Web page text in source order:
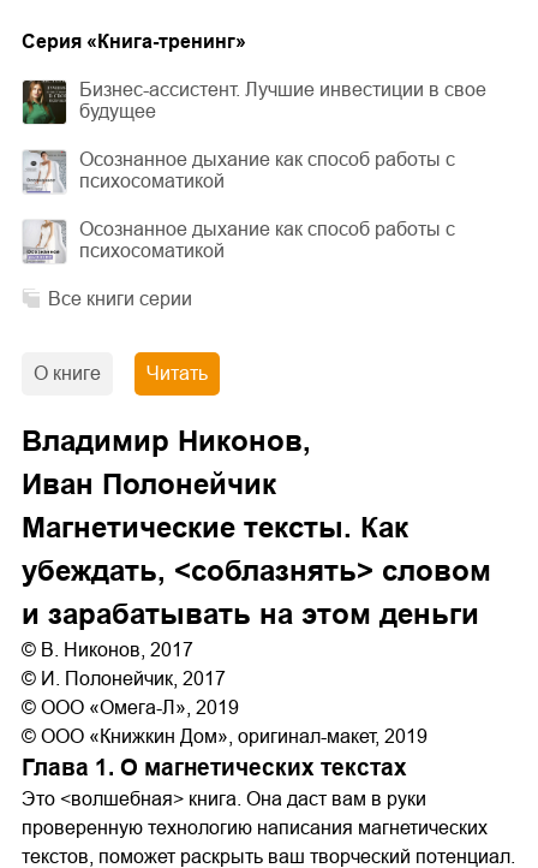
Cерия « Книга-тренинг»
Бизнес-ассистент. Лучшие инвестиции в свое
будущее
Осознанное дыхание как способ работы с
психосоматикой
Осознанное дыхание как способ работы с
психосоматикой
Все книги серии
О книге Читать
Владимир Никонов,
Иван Полонейчик
Магнетические тексты. Как
убеждать, <соблазнять> словом
и зарабатывать на этом деньги
© В. Никонов, 2017
© И. Полонейчик, 2017
© ООО «Омега-Л», 2019
© ООО «Книжкин Дом», оригинал-макет, 2019
Глава 1. О магнетических текстах
Это <волшебная> книга. Она даст вам в руки
проверенную технологию написания магнетических
текстов, поможет раскрыть ваш творческий потенциал.